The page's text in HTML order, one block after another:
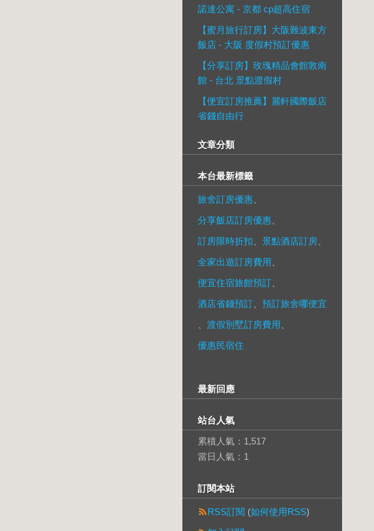
諾達公寓 - 京都 cp超高住宿
【蜜月旅行訂房】大阪難波東方
飯店 - 大阪 度假村預訂優惠
【分享訂房】玫瑰精品會館敦南
館 - 台北 景點渡假村
【便宜訂房推薦】麗軒國際飯店
省錢自由行
文章分類
本台最新標籤
旅舍訂房優惠
分享飯店訂房優惠
訂房限時折扣
景點酒店訂房
全家出遊訂房費用
便宜住宿旅館預訂
酒店省錢預訂
預訂旅舍哪便宜
渡假別墅訂房費用
優惠民宿住
最新回應
站台人氣
累積人氣： 1,517
當日人氣： 1
訂閱本站
RSS訂閱 (如何使用RSS)